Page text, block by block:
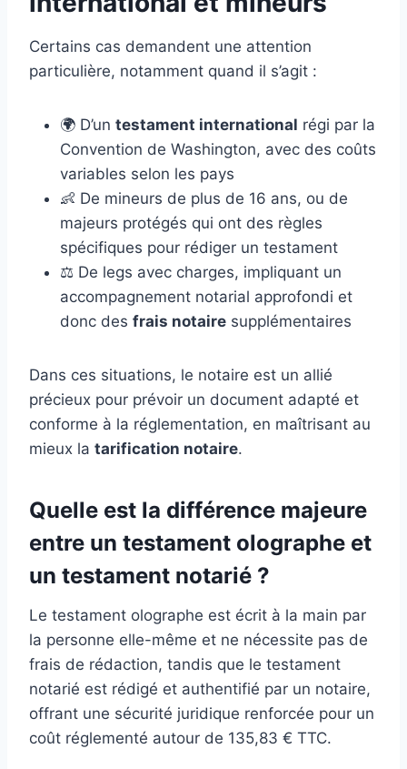
Certains cas demandent une attention
particulière, notamment quand il s’agit :
🌍 D’un testament international régi par la
Convention de Washington, avec des coûts
variables selon les pays
👶 De mineurs de plus de 16 ans, ou de
majeurs protégés qui ont des règles
spécifiques pour rédiger un testament
⚖️ De legs avec charges, impliquant un
accompagnement notarial approfondi et
donc des frais notaire supplémentaires
Dans ces situations, le notaire est un allié
précieux pour prévoir un document adapté et
conforme à la réglementation, en maîtrisant au
mieux la tarification notaire.
Quelle est la différence majeure
entre un testament olographe et
un testament notarié ?
Le testament olographe est écrit à la main par
la personne elle-même et ne nécessite pas de
frais de rédaction, tandis que le testament
notarié est rédigé et authentifié par un notaire,
offrant une sécurité juridique renforcée pour un
coût réglementé autour de 135,83 € TTC.